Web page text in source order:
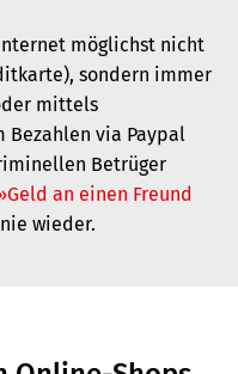
möglichst nicht
sondern immer
mittels
Bezahlen via Paypal
Betrüger
an einen Freund
wieder.